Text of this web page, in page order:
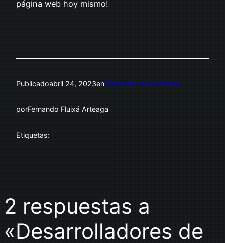
página web hoy mismo!
Publicadoabril 24, 2023enDesarrollo de software
porFernando Fluixá Arteaga
Etiquetas:
2 respuestas a
«Desarrolladores de